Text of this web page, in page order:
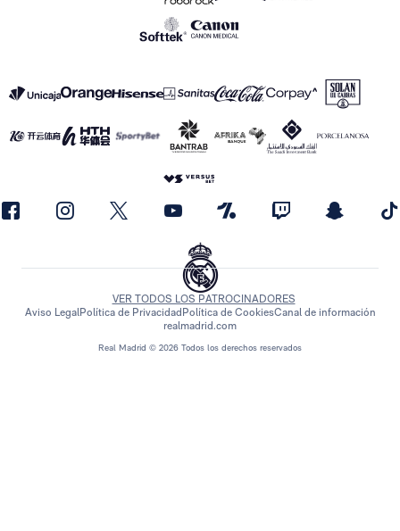
Real Madrid © 2026 Todos los derechos reservados
VER TODOS LOS PATROCINADORES
Aviso LegalPolítica de Privacidad Política de CookiesCanal de información
realmadrid.com